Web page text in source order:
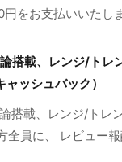
をお支払いいたし
論搭載、レンジ/ト
ッシュバック）
搭載、レンジ/ト
全員に、 レビュー